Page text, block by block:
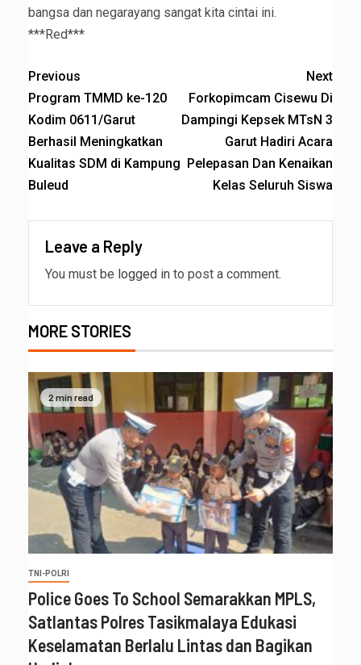
bangsa dan negarayang sangat kita cintai ini.
***Red***
Previous
Program TMMD ke-120
Kodim 0611/Garut
Berhasil Meningkatkan
Kualitas SDM di Kampung
Buleud
Next
Forkopimcam Cisewu Di
Dampingi Kepsek MTsN 3
Garut Hadiri Acara
Pelepasan Dan Kenaikan
Kelas Seluruh Siswa
Leave a Reply
You must be logged in to post a comment.
MORE STORIES
2 min read
TNI-POLRI
Police Goes To School Semarakkan MPLS,
Satlantas Polres Tasikmalaya Edukasi
Keselamatan Berlalu Lintas dan Bagikan